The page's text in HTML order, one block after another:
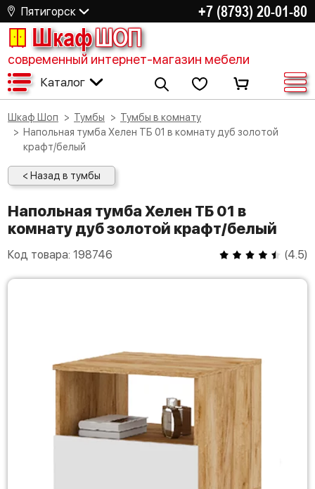
Пятигорск +7 (8793) 20-01-80
ШкафШОП
современный интернет-магазин мебели
Каталог
Шкаф Шоп Тумбы
Тумбы в комнату
Напольная тумба Хелен ТБ 01 в комнату дуб золотой
крафт/белый
< Назад в тумбы
Напольная тумба Хелен ТБ 01 в
комнату дуб золотой крафт/белый
Код товара: 198746 (4.5)